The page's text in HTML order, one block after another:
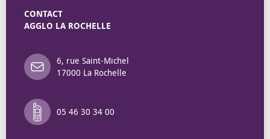
CONTACT
AGGLO LA ROCHELLE
6, rue Saint-Michel
17000 La Rochelle
05 46 30 34 00